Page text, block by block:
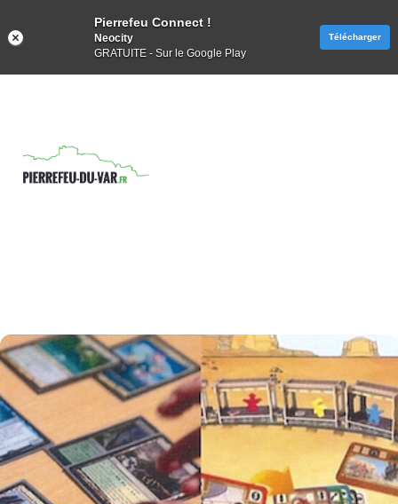
Pierrefeu Connect !
Neocity
GRATUITE - Sur le Google Play
Télécharger